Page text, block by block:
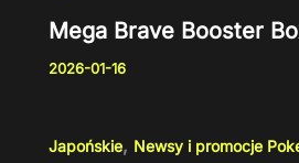
Mega Brave Booster
2026-01-16
Japońskie, Newsy i promocje